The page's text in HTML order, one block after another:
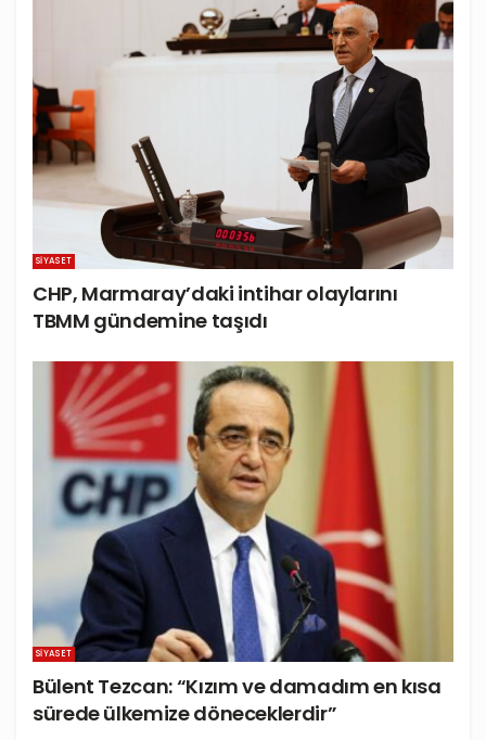
SIYASET
CHP, Marmaray’daki intihar olaylarını
TBMM gündemine taşıdı
SIYASET
Bülent Tezcan: “Kızım ve damadım en kısa
sürede ülkemize döneceklerdir”